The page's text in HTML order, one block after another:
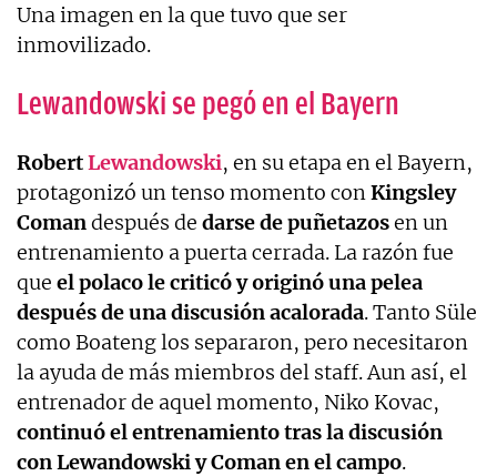
Una imagen en la que tuvo que ser
inmovilizado.
Lewandowski se pegó en el Bayern
RobertLewandowski, en su etapa en el Bayern,
protagonizó un tenso momento conKingsley
Comandespués de darse de puñetazosen un
entrenamiento a puerta cerrada. La razón fue
que el polaco le criticó y originó una pelea
después de una discusión acalorada. Tanto Süle
como Boateng los separaron, pero necesitaron
la ayuda de más miembros del staff. Aun así, el
entrenador de aquel momento, Niko Kovac,
continuó el entrenamiento tras la discusión
con Lewandowski y Coman en el campo.